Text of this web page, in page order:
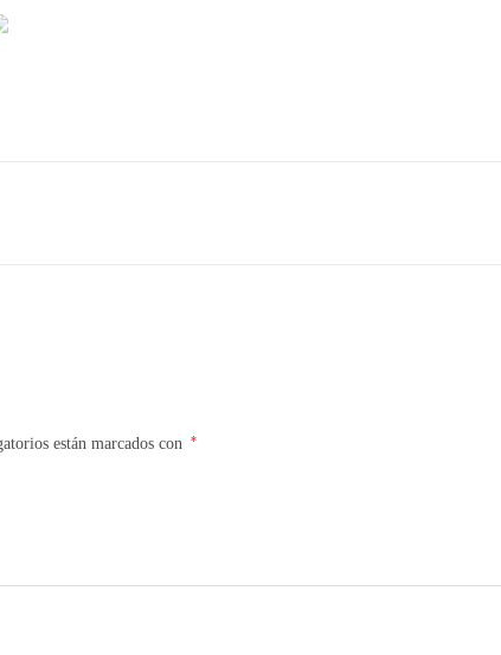
están marcados con *